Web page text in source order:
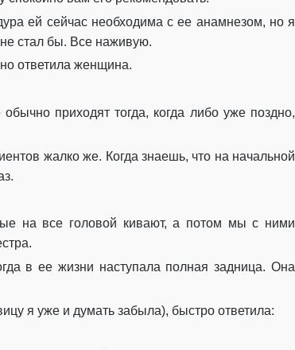
ей сейчас необходима с ее анамнезом, но я
стал бы. Все наживую.
ответила женщина.
приходят тогда, когда либо уже поздно,
жалко же. Когда знаешь, что на начальной
на все головой кивают, а потом мы с ними
в ее жизни наступала полная задница. Она
я уже и думать забыла), быстро ответила: